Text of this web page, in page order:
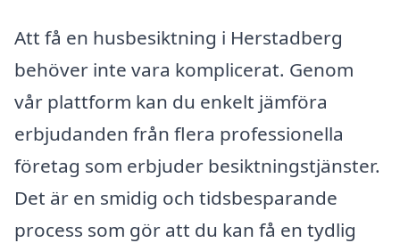
Att få en husbesiktning i Herstadberg
behöver inte vara komplicerat. Genom
vår plattform kan du enkelt jämföra
erbjudanden från flera professionella
företag som erbjuder besiktningstjänster.
Det är en smidig och tidsbesparande
process som gör att du kan få en tydlig